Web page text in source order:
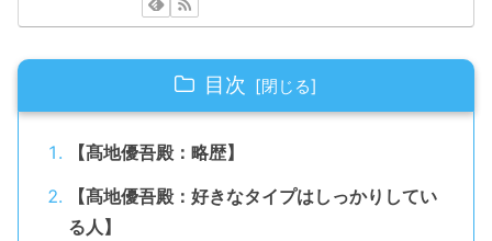
目次
【髙地優吾殿：略歴】
【髙地優吾殿：好きなタイプはしっかりしてい
る人】